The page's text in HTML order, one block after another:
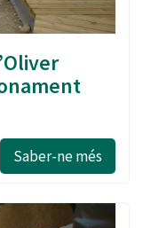
Saber-ne més